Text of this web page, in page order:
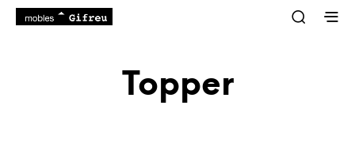
Topper